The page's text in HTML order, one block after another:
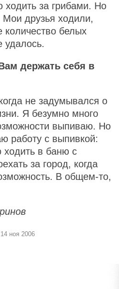
за грибами. Но
Мои друзья ходили,
количество белых
удалось.
держать себя в
не задумывался о
Я безумно много
выпиваю. Но
работу с выпивкой:
в баню с
за город, когда
В общем-то,
ноя 2006